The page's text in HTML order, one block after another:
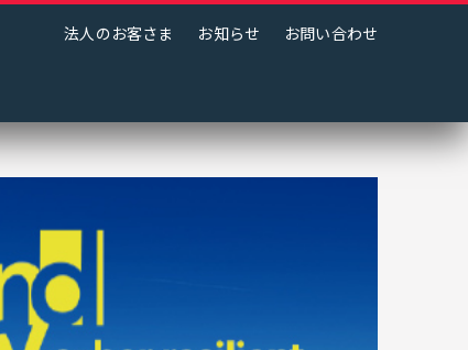
法人のお客さま お知らせ お問い合わせ